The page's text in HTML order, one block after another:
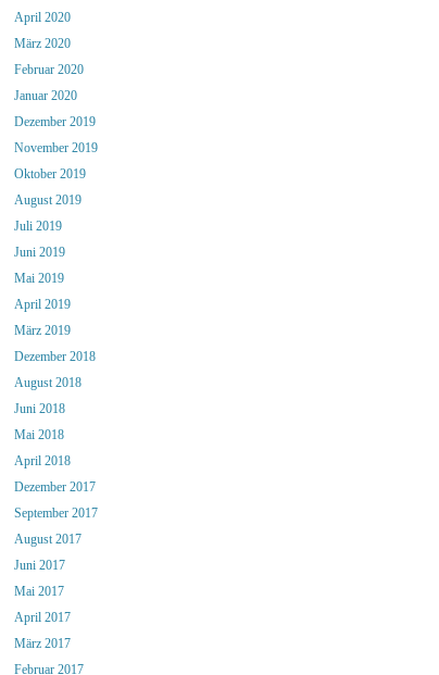
April 2020
März 2020
Februar 2020
Januar 2020
Dezember 2019
November 2019
Oktober 2019
August 2019
Juli 2019
Juni 2019
Mai 2019
April 2019
März 2019
Dezember 2018
August 2018
Juni 2018
Mai 2018
April 2018
Dezember 2017
September 2017
August 2017
Juni 2017
Mai 2017
April 2017
März 2017
Februar 2017